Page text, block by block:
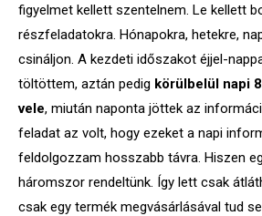
figyelmet kellett szentelnem. Le kellett
részfeladatokra. Hónapokra, hetekre,
csináljon. A kezdeti időszakot éjjel-
töltöttem, aztán pedig körülbelül napi
vele, miután naponta jöttek az
feladat az volt, hogy ezeket a napi
feldolgozzam hosszabb távra. Hiszen
háromszor rendeltünk. Így lett csak
csak egy termék megvásárlásával tud